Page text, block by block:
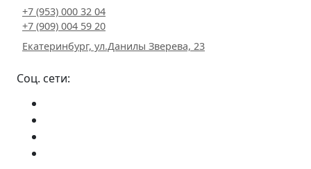
+7 (953) 000 32 04
+7 (909) 004 59 20
Екатеринбург, ул.Данилы Зверева, 23
Соц. сети: